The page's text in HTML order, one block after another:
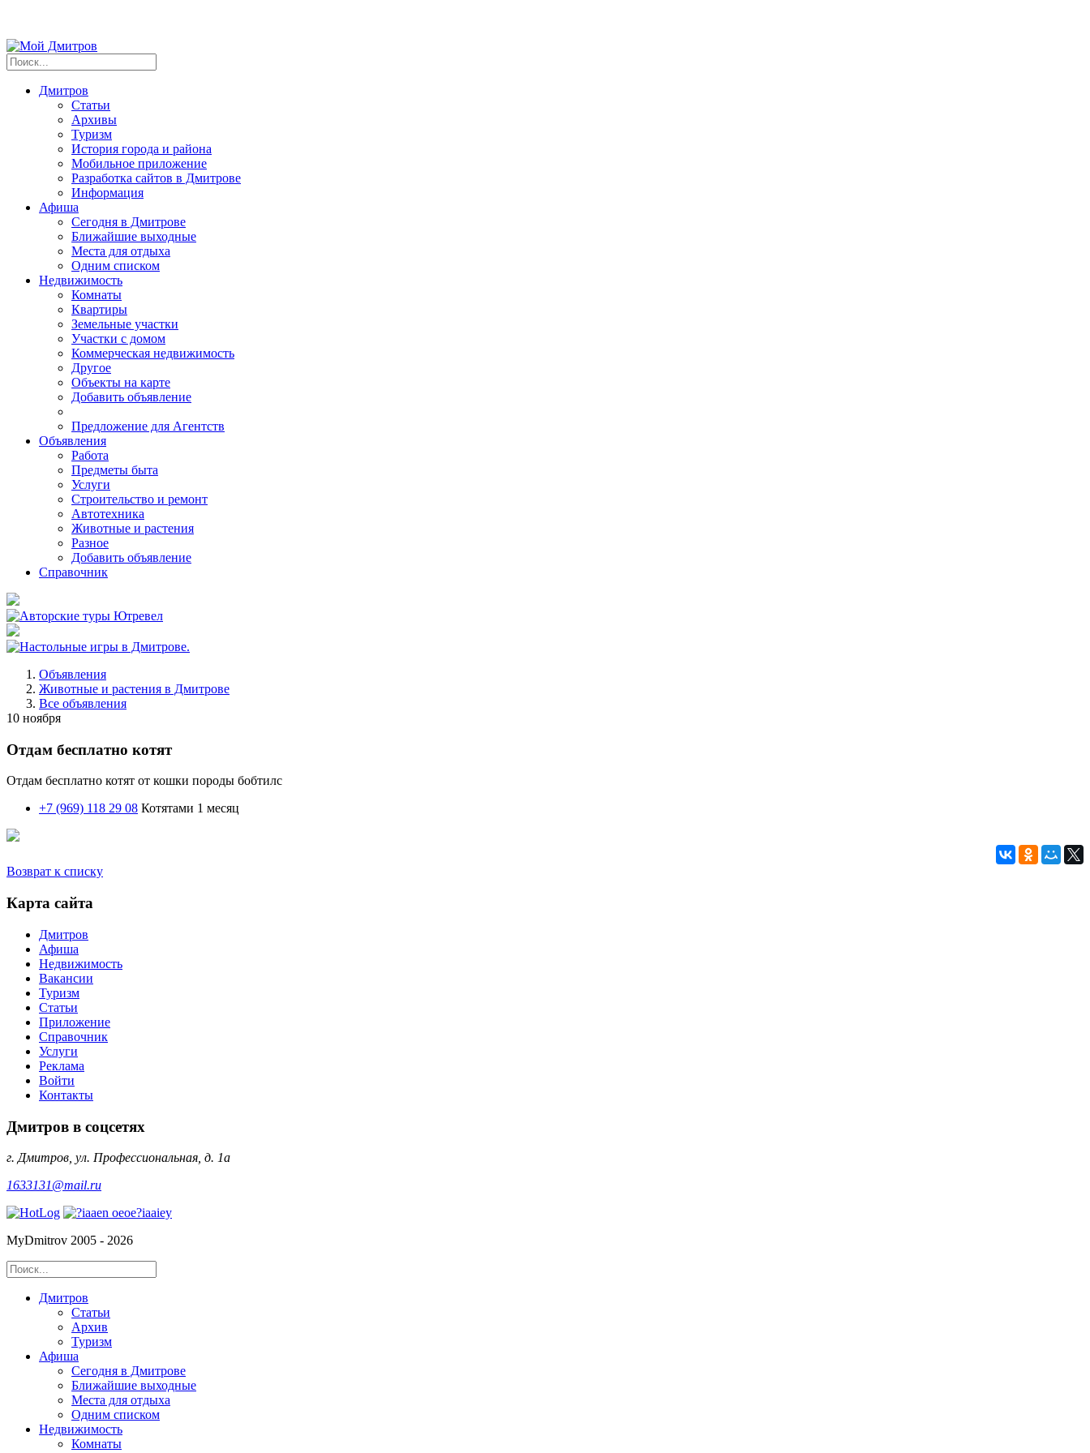
Дмитров
Статьи
Архивы
Туризм
История города и района
Мобильное приложение
Разработка сайтов в Дмитрове
Информация
Афиша
Сегодня в Дмитрове
Ближайшие выходные
Места для отдыха
Одним списком
Недвижимость
Комнаты
Квартиры
Земельные участки
Участки с домом
Коммерческая недвижимость
Другое
Объекты на карте
Добавить объявление
Предложение для Агентств
Объявления
Работа
Предметы быта
Услуги
Строительство и ремонт
Автотехника
Животные и растения
Разное
Добавить объявление
Справочник
Объявления
Животные и растения в Дмитрове
Все объявления
10 ноября
Отдам бесплатно котят
Отдам бесплатно котят от кошки породы бобтилс
+7 (969) 118 29 08 Котятами 1 месяц
Возврат к списку
Карта сайта
Дмитров
Афиша
Недвижимость
Вакансии
Туризм
Статьи
Приложение
Справочник
Услуги
Реклама
Войти
Контакты
Дмитров в соцсетях
г. Дмитров, ул. Профессиональная, д. 1а
1633131@mail.ru
MyDmitrov 2005 - 2026
Дмитров
Статьи
Архив
Туризм
Афиша
Сегодня в Дмитрове
Ближайшие выходные
Места для отдыха
Одним списком
Недвижимость
Комнаты